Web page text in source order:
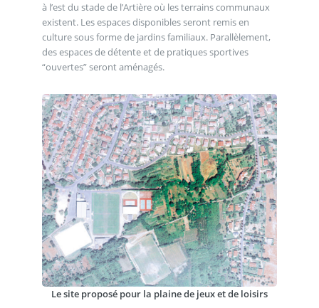
à l’est du stade de l’Artière où les terrains communaux
existent. Les espaces disponibles seront remis en
culture sous forme de jardins familiaux. Parallèlement,
des espaces de détente et de pratiques sportives
“ouvertes” seront aménagés.
Le site proposé pour la plaine de jeux et de loisirs